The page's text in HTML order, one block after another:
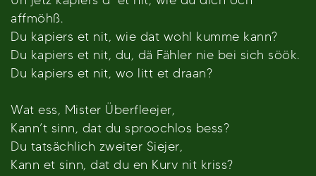
affmöhß.
Du kapiers et nit, wie dat wohl kumme kann?
Du kapiers et nit, du, dä Fähler nie bei sich söök.
Du kapiers et nit, wo litt et draan?
Wat ess, Mister Überfleejer,
Kann’t sinn, dat du sproochlos bess?
Du tatsächlich zweiter Siejer,
Kann et sinn, dat du en Kurv nit kriss?